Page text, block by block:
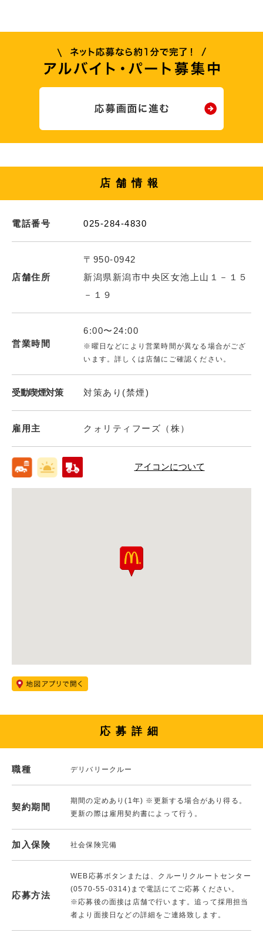
店舗情報
電話番号 025-284-4830
店舗住所
〒950-0942
新潟県新潟市中央区女池上山１－１５
－１９
営業時間
6:00〜24:00
※曜日などにより営業時間が異なる場合がござ
います。詳しくは店舗にご確認ください。
受動喫煙対策 対策あり(禁煙)
雇用主 クォリティフーズ（株）
アイコンについて
応募詳細
職種 デリバリークルー
契約期間
期間の定めあり(1年) ※更新する場合があり得る。
更新の際は雇用契約書によって行う。
加入保険 社会保険完備
応募方法
WEB応募ボタンまたは、クルーリクルートセンター
(0570-55-0314)まで電話にてご応募ください。
※応募後の面接は店舗で行います。追って採用担当
者より面接日などの詳細をご連絡致します。